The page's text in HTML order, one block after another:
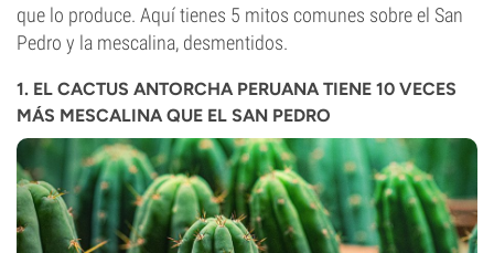
que lo produce. Aquí tienes 5 mitos comunes sobre el San
Pedro y la mescalina, desmentidos.
1. EL CACTUS ANTORCHA PERUANA TIENE 10 VECES
MÁS MESCALINA QUE EL SAN PEDRO